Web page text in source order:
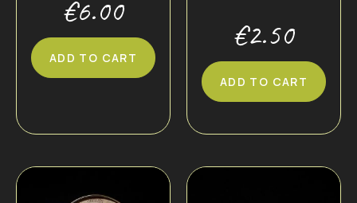
€6.00
ADD TO CART
€2.50
ADD TO CART